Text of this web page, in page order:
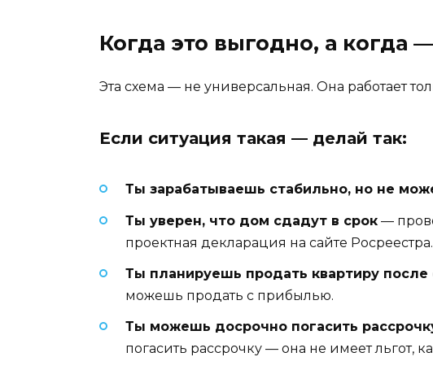
Когда это выгодно, а когда
Эта схема — не универсальная. Она работает
Если ситуация такая — делай так:
Ты зарабатываешь стабильно, но не
Ты уверен, что дом сдадут в срок —
проектная декларация на сайте Росреестра.
Ты планируешь продать квартиру после
можешь продать с прибылью.
Ты можешь досрочно погасить
погасить рассрочку — она не имеет льгот,